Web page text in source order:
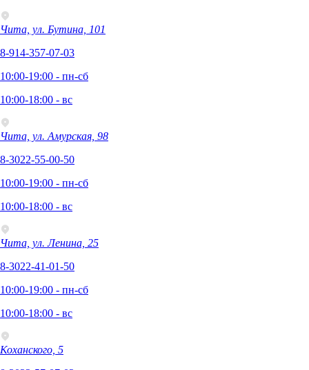
Чита, ул. Бутина, 101
8-914-357-07-03
10:00-19:00 - пн-сб
10:00-18:00 - вс
Чита, ул. Амурская, 98
8-3022-55-00-50
10:00-19:00 - пн-сб
10:00-18:00 - вс
Чита, ул. Ленина, 25
8-3022-41-01-50
10:00-19:00 - пн-сб
10:00-18:00 - вс
Коханского, 5